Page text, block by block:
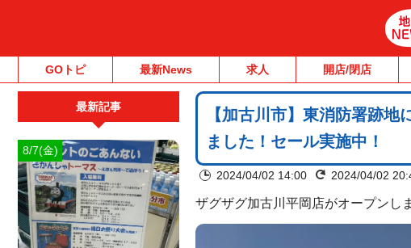
GOトピ 最新News 求人 開店/閉店
【加古川市】東消防署跡
ました！セール実施中！
2024/04/02 14:00 2024/04/02
ザグザグ加古川平岡店がオープンし
最新記事
8/7(金)